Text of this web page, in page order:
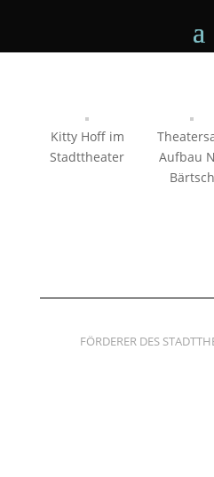
Kitty Hoff im
Stadttheater
Aufbau
Bärtsch
FÖRDERER DES